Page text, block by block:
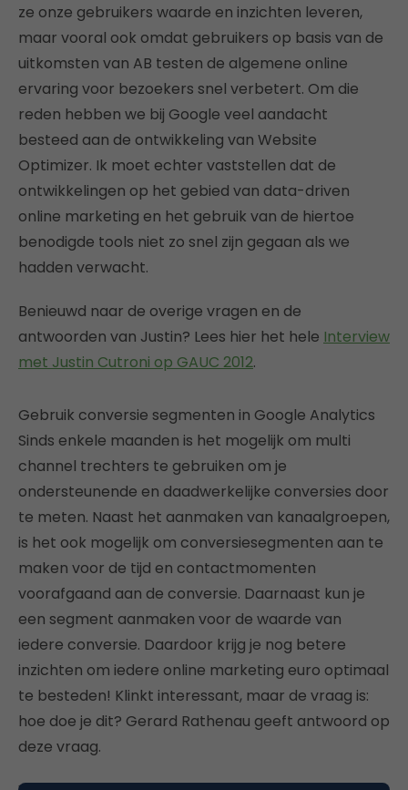
ze onze gebruikers waarde en inzichten leveren,
maar vooral ook omdat gebruikers op basis van de
uitkomsten van AB testen de algemene online
ervaring voor bezoekers snel verbetert. Om die
reden hebben we bij Google veel aandacht
besteed aan de ontwikkeling van Website
Optimizer. Ik moet echter vaststellen dat de
ontwikkelingen op het gebied van data-driven
online marketing en het gebruik van de hiertoe
benodigde tools niet zo snel zijn gegaan als we
hadden verwacht.
Benieuwd naar de overige vragen en de
antwoorden van Justin? Lees hier het hele Interview
met Justin Cutroni op GAUC 2012.
Gebruik conversie segmenten in Google Analytics
Sinds enkele maanden is het mogelijk om multi
channel trechters te gebruiken om je
ondersteunende en daadwerkelijke conversies door
te meten. Naast het aanmaken van kanaalgroepen,
is het ook mogelijk om conversiesegmenten aan te
maken voor de tijd en contactmomenten
voorafgaand aan de conversie. Daarnaast kun je
een segment aanmaken voor de waarde van
iedere conversie. Daardoor krijg je nog betere
inzichten om iedere online marketing euro optimaal
te besteden! Klinkt interessant, maar de vraag is:
hoe doe je dit? Gerard Rathenau geeft antwoord op
deze vraag.